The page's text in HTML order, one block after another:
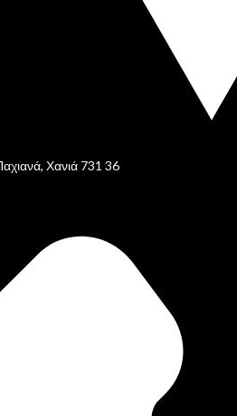
Χανιά 731 36